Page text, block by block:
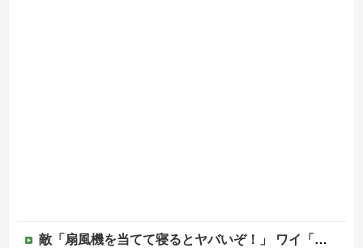
敵「扇風機を当てて寝るとヤバいぞ！」 ワイ「大丈夫やろｗｗｗ」扇風機ポチー